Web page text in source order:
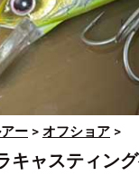
ー > オフショア >
キャスティン